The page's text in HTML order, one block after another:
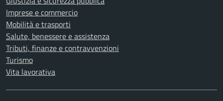
Imprese e commercio
Mobilità e trasporti
Salute, benessere e assistenza
Tributi, finanze e contravvenzioni
Turismo
Vita lavorativa